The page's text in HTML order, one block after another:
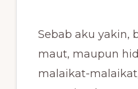
Sebab aku yakin,
maut, maupun
malaikat-